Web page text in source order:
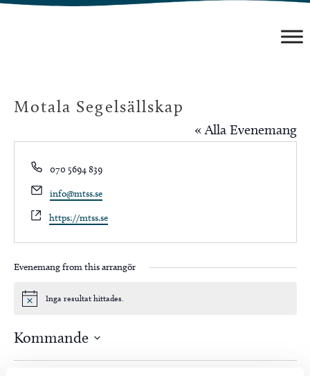
Hoppa
Motala Segelsällskap
« Alla Evenemang
Phone
070 5694 839
Email
info@mtss.se
Website
https://mtss.se
Evenemang from this arrangör
Notis Inga resultat hittades.
Kommande
Välj